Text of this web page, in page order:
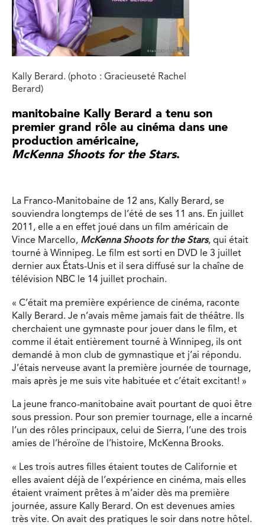
Kally Berard. (photo : Gracieuseté Rachel
Berard)
manitobaine Kally Berard a tenu son
premier grand rôle au cinéma dans une
production américaine,
McKenna Shoots for the Stars.
La Franco-Manitobaine de 12 ans, Kally Berard, se
souviendra longtemps de l’été de ses 11 ans. En juillet
2011, elle a en effet joué dans un film américain de
Vince Marcello, McKenna Shoots for the Stars, qui était
tourné à Winnipeg. Le film est sorti en DVD le 3 juillet
dernier aux États-Unis et il sera diffusé sur la chaîne de
télévision NBC le 14 juillet prochain.
« C’était ma première expérience de cinéma, raconte
Kally Berard. Je n’avais même jamais fait de théâtre. Ils
cherchaient une gymnaste pour jouer dans le film, et
comme il était entièrement tourné à Winnipeg, ils ont
demandé à mon club de gymnastique et j’ai répondu.
J’étais nerveuse avant la première journée de tournage,
mais après je me suis vite habituée et c’était excitant! »
La jeune franco-manitobaine avait pourtant de quoi être
sous pression. Pour son premier tournage, elle a incarné
l’un des rôles principaux, celui de Sierra, l’une des trois
amies de l’héroïne de l’histoire, McKenna Brooks.
« Les trois autres filles étaient toutes de Californie et
elles avaient déjà de l’expérience en cinéma, mais elles
étaient vraiment prêtes à m’aider dès ma première
journée, assure Kally Berard. On est devenues amies
très vite. On avait des pratiques le soir dans notre hôtel.